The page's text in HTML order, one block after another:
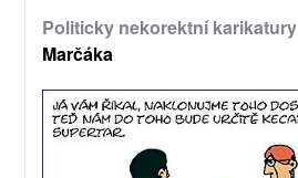
Politicky nekorektní karikatury
Marčáka